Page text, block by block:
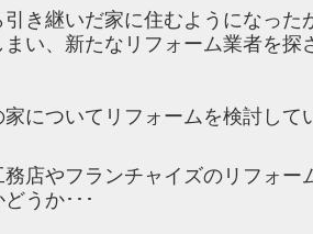
引き継いだ家に住むようになった
い、新たなリフォーム業者を探
家についてリフォームを検討し
務店やフランチャイズのリフォ
うか･･･